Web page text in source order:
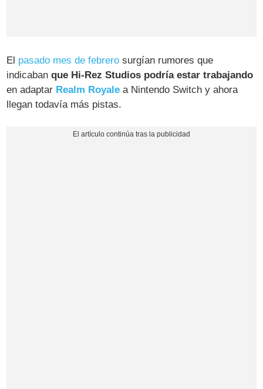
El pasado mes de febrero surgían rumores que
indicabanque Hi-Rez Studios podría estar trabajando
en adaptar Realm Royale a Nintendo Switch y ahora
llegan todavía más pistas.